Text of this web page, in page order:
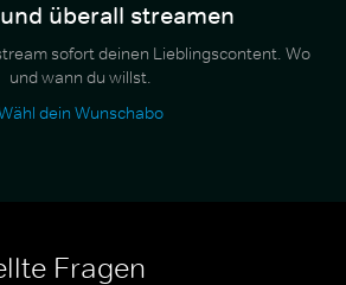
überall streamen
sofort deinen Lieblingscontent. Wo
und wann du willst.
dein Wunschabo
Fragen